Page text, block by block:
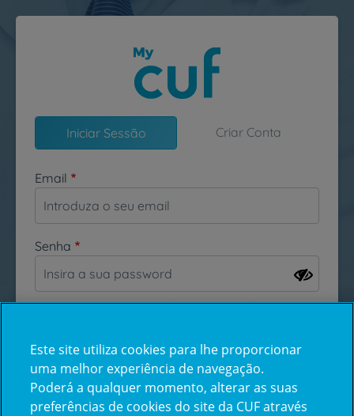
Passar para o conteúdo principal
Iniciar Sessão Criar Conta
Email
Senha
Esqueceu-se da sua password?
Inicie sessão com a Apple
Este site utiliza cookies para lhe proporcionar
uma melhor experiência de navegação.
Poderá a qualquer momento, alterar as suas
preferências de cookies do site da CUF através